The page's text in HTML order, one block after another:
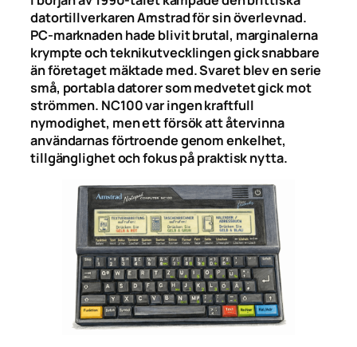
datortillverkaren Amstrad för sin överlevnad.
PC-marknaden hade blivit brutal, marginalerna
krympte och teknikutvecklingen gick snabbare
än företaget mäktade med. Svaret blev en serie
små, portabla datorer som medvetet gick mot
strömmen. NC100 var ingen kraftfull
nymodighet, men ett försök att återvinna
användarnas förtroende genom enkelhet,
tillgänglighet och fokus på praktisk nytta.